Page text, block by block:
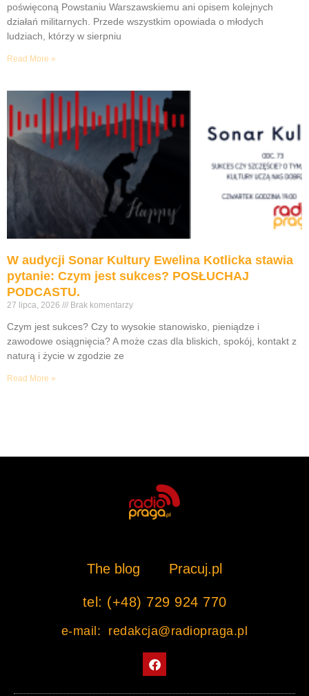
poświęconą Powstaniu Warszawskiemu ani opisem kolejnych
działań militarnych. Przede wszystkim opowiada o młodych
ludziach, którzy w sierpniu
Read More »
W audycji Sonar Kultury Ewelina Kotlicka stawia
pytanie: Czym jest sukces? POSŁUCHAJ
PODCASTU.
27 lipca, 2026 Brak komentarzy
Czym jest sukces? Czy to wysokie stanowisko, pieniądze i
zawodowe osiągnięcia? A może czas dla bliskich, spokój, kontakt z
naturą i życie w zgodzie ze
Read More »
The blog Pracuj.pl
tel: (+48) 729 924 770
e-mail: redakcja@radiopraga.pl
F
a
e